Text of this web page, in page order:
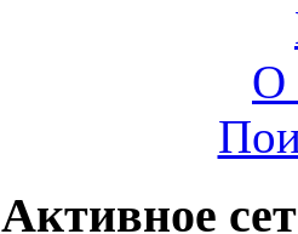
О
Активное